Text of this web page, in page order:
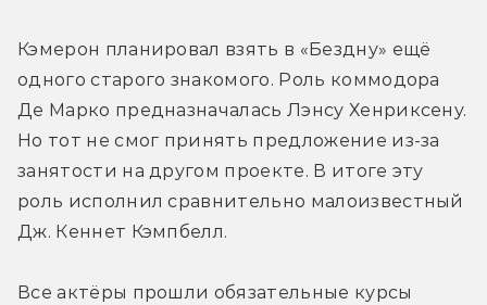
Кэмерон планировал взять в «Бездну» ещё
одного старого знакомого. Роль коммодора
Де Марко предназначалась Лэнсу Хенриксену.
Но тот не смог принять предложение из-за
занятости на другом проекте. В итоге эту
роль исполнил сравнительно малоизвестный
Дж. Кеннет Кэмпбелл.
Все актёры прошли обязательные курсы